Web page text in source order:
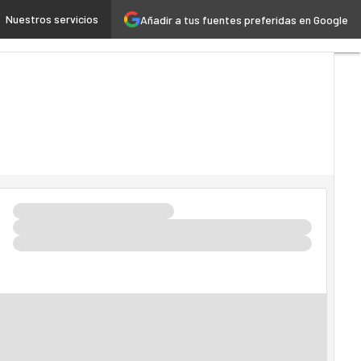
Añadir a tus fuentes preferidas en Google
Nuestros servicios
ArtificialIndustria 4.0